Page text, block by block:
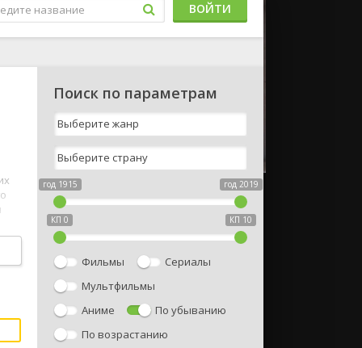
ВОЙТИ
Поиск по параметрам
год 1915 год 2019
КП 0 КП 10
Фильмы
Сериалы
Мультфильмы
Аниме
По убыванию
По возрастанию